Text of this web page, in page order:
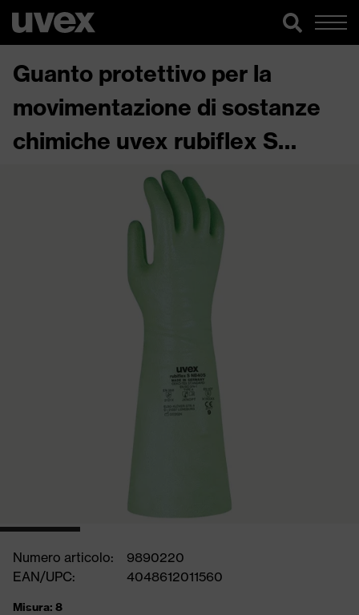
Guanto protettivo per la
movimentazione di sostanze
chimiche uvex rubiflex S
Numero articolo:
9890220
EAN/UPC:
4048612011560
Misura: 8